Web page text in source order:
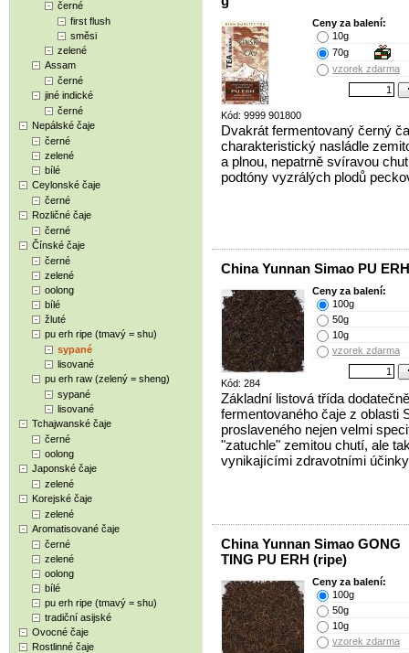
černé
first flush
směsi
zelené
Assam
černé
jiné indické
černé
Nepálské čaje
černé
zelené
bílé
Ceylonské čaje
černé
Rozličné čaje
černé
Čínské čaje
černé
zelené
oolong
bílé
žluté
pu erh ripe (tmavý = shu)
sypané
lisované
pu erh raw (zelený = sheng)
sypané
lisované
Tchajwanské čaje
černé
oolong
Japonské čaje
zelené
Korejské čaje
zelené
Aromatisované čaje
černé
zelené
oolong
bílé
pu erh ripe (tmavý = shu)
tradiční asijské
Ovocné čaje
Rostlinné čaje
Kód: 9999 901800
Ceny za balení:
10g
70g
vzorek zdarma
Dvakrát fermentovaný černý
charakteristický nasládle
a plnou, nepatrně svíravou
podtóny vyzrálých plodů
China Yunnan Simao PU
Kód: 284
Ceny za balení:
100g
50g
10g
vzorek zdarma
Základní listová třída dodatečně
fermentovaného čaje z oblasti
proslaveného nejen velmi
"zatuchle" zemitou chutí, ale
vynikajícími zdravotními
China Yunnan Simao GONG
TING PU ERH (ripe)
Ceny za balení:
100g
50g
10g
vzorek zdarma